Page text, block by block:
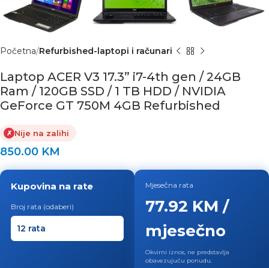
Početna Refurbished-laptopi i računari
Laptop ACER V3 17.3” i7-4th gen / 24GB
Ram / 120GB SSD / 1 TB HDD / NVIDIA
GeForce GT 750M 4GB Refurbished
✗ Nije na zalihi
850.00 KM
Kupovina na rate
Broj rata (odaberi)
Mjesečna rata
77.92 KM /
mjesečno
Okvirni iznos, ne predstavlja
obavezujuću ponudu.